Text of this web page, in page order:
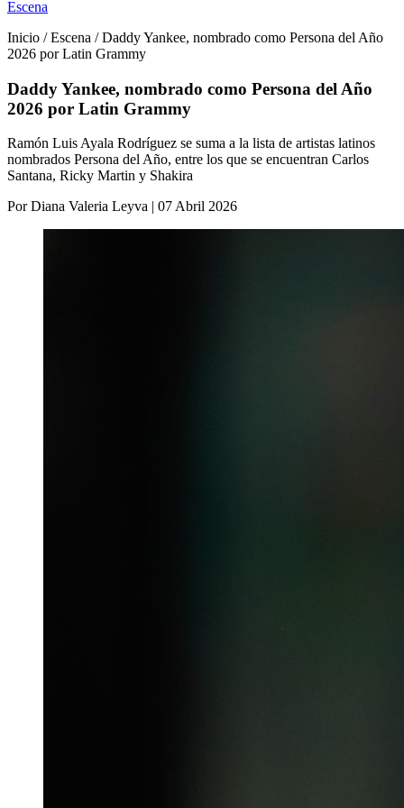
Escena
Inicio / Escena / Daddy Yankee, nombrado como Persona del Año
2026 por Latin Grammy
Daddy Yankee, nombrado como Persona del Año
2026 por Latin Grammy
Ramón Luis Ayala Rodríguez se suma a la lista de artistas latinos
nombrados Persona del Año, entre los que se encuentran Carlos
Santana, Ricky Martin y Shakira
Por Diana Valeria Leyva | 07 Abril 2026